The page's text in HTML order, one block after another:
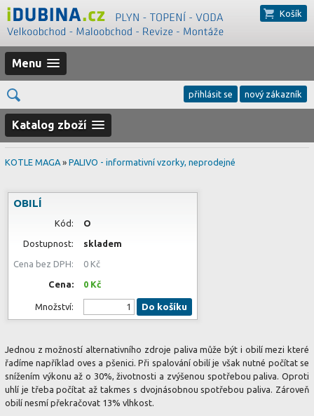
Košík
Menu
přihlásit se nový zákazník
Katalog zboží
KOTLE MAGA » PALIVO - informativní vzorky, neprodejné
OBILÍ
Kód: O
Dostupnost: skladem
Cena bez DPH: 0 Kč
Cena: 0 Kč
Množství: Do košíku
Jednou z možností alternativního zdroje paliva může být i obilí mezi které
řadíme například oves a pšenici. Při spalování obilí je však nutné počítat se
snížením výkonu až o 30%, životnosti a zvýšenou spotřebou paliva. Oproti
uhlí je třeba počítat až takmes s dvojnásobnou spotřebou paliva. Zároveň
obilí nesmí překračovat 13% vlhkost.